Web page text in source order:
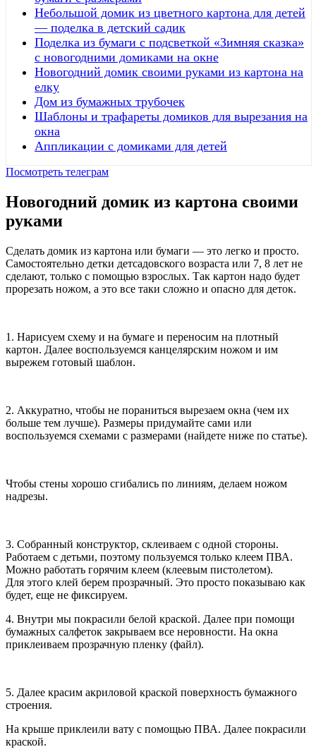
Небольшой домик из цветного картона для детей
— поделка в детский садик
Поделка из бумаги с подсветкой «Зимняя сказка»
с новогодними домиками на окне
Новогодний домик своими руками из картона на
елку
Дом из бумажных трубочек
Шаблоны и трафареты домиков для вырезания на
окна
Аппликации с домиками для детей
Посмотреть телеграм
Новогодний домик из картона своими
руками
Сделать домик из картона или бумаги — это легко и просто.
Самостоятельно детки детсадовского возраста или 7, 8 лет не
сделают, только с помощью взрослых. Так картон надо будет
прорезать ножом, а это все таки сложно и опасно для деток.
1. Нарисуем схему и на бумаге и переносим на плотный
картон. Далее воспользуемся канцелярским ножом и им
вырежем готовый шаблон.
2. Аккуратно, чтобы не пораниться вырезаем окна (чем их
больше тем лучше). Размеры придумайте сами или
воспользуемся схемами с размерами (найдете ниже по статье).
Чтобы стены хорошо сгибались по линиям, делаем ножом
надрезы.
3. Собранный конструктор, склеиваем с одной стороны.
Работаем с детьми, поэтому пользуемся только клеем ПВА.
Можно работать горячим клеем (клеевым пистолетом).
Для этого клей берем прозрачный. Это просто показываю как
будет, еще не фиксируем.
4. Внутри мы покрасили белой краской. Далее при помощи
бумажных салфеток закрываем все неровности. На окна
приклеиваем прозрачную пленку (файл).
5. Далее красим акриловой краской поверхность бумажного
строения.
На крыше приклеили вату с помощью ПВА. Далее покрасили
краской.